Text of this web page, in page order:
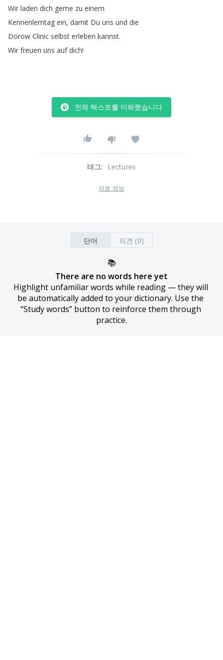
Wir laden dich gerne zu einem
Kennenlerntag ein, damit Du uns und die
Dorow Clinic selbst erleben kannst.
Wir freuen uns auf dich!
전체 텍스트를 이해했습니다
태그: Lectures
자료 정보
단어 의견 (0)
📚
There are no words here yet
Highlight unfamiliar words while reading — they will
be automatically added to your dictionary. Use the
“Study words” button to reinforce them through
practice.